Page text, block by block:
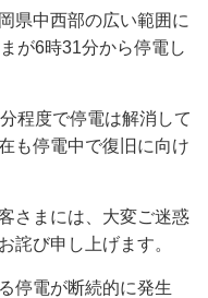
県中西部の広い範囲に
が6時31分から停電し
程度で停電は解消して
も停電中で復旧に向け
さまには、大変ご迷惑
詫び申し上げます。
停電が断続的に発生